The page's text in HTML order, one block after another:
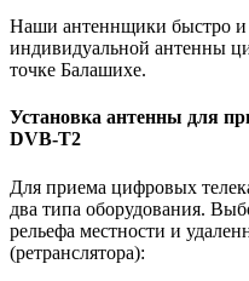
Наши антеннщики быстро и
индивидуальной антенны
точке Балашихе.
Установка антенны для
DVB-T2
Для приема цифровых
два типа оборудования.
рельефа местности и
(ретранслятора):